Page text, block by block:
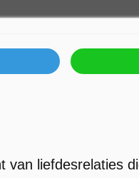
van liefdesrelaties